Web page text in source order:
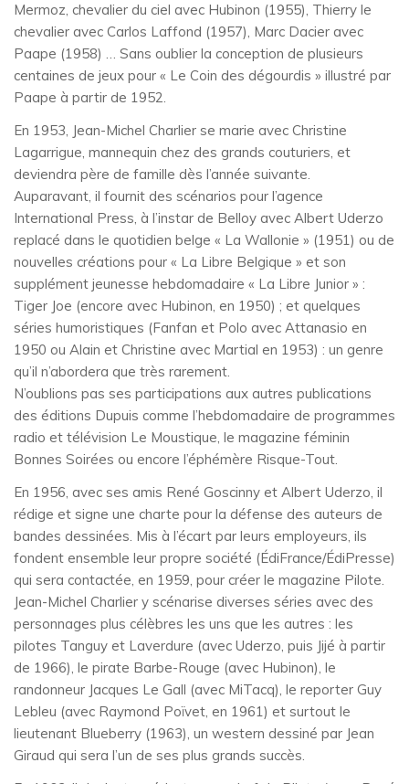
Mermoz, chevalier du ciel avec Hubinon (1955), Thierry le
chevalier avec Carlos Laffond (1957), Marc Dacier avec
Paape (1958) … Sans oublier la conception de plusieurs
centaines de jeux pour « Le Coin des dégourdis » illustré par
Paape à partir de 1952.
En 1953, Jean-Michel Charlier se marie avec Christine
Lagarrigue, mannequin chez des grands couturiers, et
deviendra père de famille dès l’année suivante.
Auparavant, il fournit des scénarios pour l’agence
International Press, à l’instar de Belloy avec Albert Uderzo
replacé dans le quotidien belge « La Wallonie » (1951) ou de
nouvelles créations pour « La Libre Belgique » et son
supplément jeunesse hebdomadaire « La Libre Junior » :
Tiger Joe (encore avec Hubinon, en 1950) ; et quelques
séries humoristiques (Fanfan et Polo avec Attanasio en
1950 ou Alain et Christine avec Martial en 1953) : un genre
qu’il n’abordera que très rarement.
N’oublions pas ses participations aux autres publications
des éditions Dupuis comme l’hebdomadaire de programmes
radio et télévision Le Moustique, le magazine féminin
Bonnes Soirées ou encore l’éphémère Risque-Tout.
En 1956, avec ses amis René Goscinny et Albert Uderzo, il
rédige et signe une charte pour la défense des auteurs de
bandes dessinées. Mis à l’écart par leurs employeurs, ils
fondent ensemble leur propre société (ÉdiFrance/ÉdiPresse)
qui sera contactée, en 1959, pour créer le magazine Pilote.
Jean-Michel Charlier y scénarise diverses séries avec des
personnages plus célèbres les uns que les autres : les
pilotes Tanguy et Laverdure (avec Uderzo, puis Jijé à partir
de 1966), le pirate Barbe-Rouge (avec Hubinon), le
randonneur Jacques Le Gall (avec MiTacq), le reporter Guy
Lebleu (avec Raymond Poïvet, en 1961) et surtout le
lieutenant Blueberry (1963), un western dessiné par Jean
Giraud qui sera l’un de ses plus grands succès.